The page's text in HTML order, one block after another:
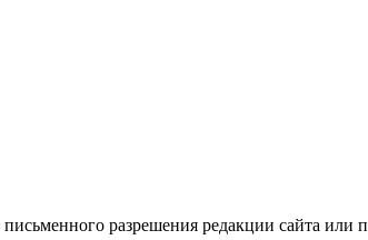
разрешения редакции сайта